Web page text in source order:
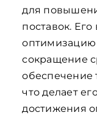
для
поставок.
оптимизацию
сокращение
обеспечение
что делает
достижения